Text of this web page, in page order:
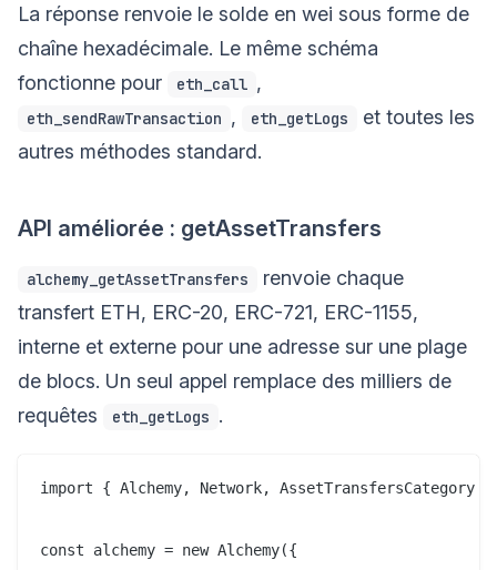
La réponse renvoie le solde en wei sous forme de
chaîne hexadécimale. Le même schéma
fonctionne pour
eth_call ,
eth_sendRawTransaction , eth_getLogs
et toutes les
autres méthodes standard.
API améliorée : getAssetTransfers
alchemy_getAssetTransfers
renvoie chaque
transfert ETH, ERC-20, ERC-721, ERC-1155,
interne et externe pour une adresse sur une plage
de blocs. Un seul appel remplace des milliers de
requêtes
eth_getLogs .
import { Alchemy, Network, AssetTransfersCategory
const alchemy = new Alchemy({